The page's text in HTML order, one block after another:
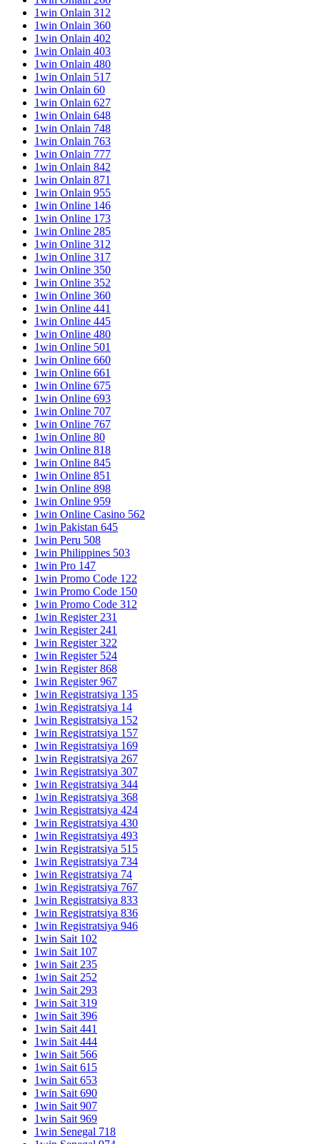
1win Onlain 312
1win Onlain 360
1win Onlain 402
1win Onlain 403
1win Onlain 480
1win Onlain 517
1win Onlain 60
1win Onlain 627
1win Onlain 648
1win Onlain 748
1win Onlain 763
1win Onlain 777
1win Onlain 842
1win Onlain 871
1win Onlain 955
1win Online 146
1win Online 173
1win Online 285
1win Online 312
1win Online 317
1win Online 350
1win Online 352
1win Online 360
1win Online 441
1win Online 445
1win Online 480
1win Online 501
1win Online 660
1win Online 661
1win Online 675
1win Online 693
1win Online 707
1win Online 767
1win Online 80
1win Online 818
1win Online 845
1win Online 851
1win Online 898
1win Online 959
1win Online Casino 562
1win Pakistan 645
1win Peru 508
1win Philippines 503
1win Pro 147
1win Promo Code 122
1win Promo Code 150
1win Promo Code 312
1win Register 231
1win Register 241
1win Register 322
1win Register 524
1win Register 868
1win Register 967
1win Registratsiya 135
1win Registratsiya 14
1win Registratsiya 152
1win Registratsiya 157
1win Registratsiya 169
1win Registratsiya 267
1win Registratsiya 307
1win Registratsiya 344
1win Registratsiya 368
1win Registratsiya 424
1win Registratsiya 430
1win Registratsiya 493
1win Registratsiya 515
1win Registratsiya 734
1win Registratsiya 74
1win Registratsiya 767
1win Registratsiya 833
1win Registratsiya 836
1win Registratsiya 946
1win Sait 102
1win Sait 107
1win Sait 235
1win Sait 252
1win Sait 293
1win Sait 319
1win Sait 396
1win Sait 441
1win Sait 444
1win Sait 566
1win Sait 615
1win Sait 653
1win Sait 690
1win Sait 907
1win Sait 969
1win Senegal 718